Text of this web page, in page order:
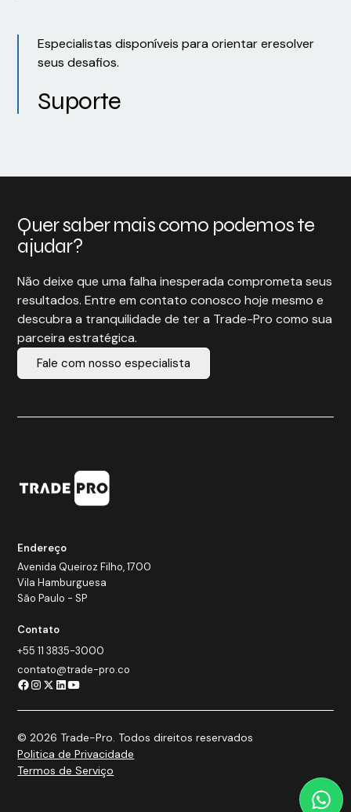
Especialistas disponíveis para orientar eresolver
seus desafios.
Suporte
Quer saber mais como podemos te
ajudar?
Não deixe que uma falha inesperada comprometa seus
resultados. Entre em contato conosco hoje mesmo e
descubra a tranquilidade de ter a Trade-Pro como sua
parceira estratégica.
Fale com nosso especialista
Endereço
Avenida Queiroz Filho, 1700
Vila Hamburguesa
São Paulo - SP
Contato
+55 11 3835-3000
contato@trade-pro.co
© 2026 Trade-Pro. Todos direitos reservados
Politica de Privacidade
Termos de Serviço